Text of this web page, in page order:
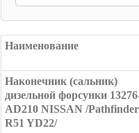
Наименование
Наконечник (сальник)
дизельной форсунки
AD210 NISSAN /Pathfinder
R51 YD22/